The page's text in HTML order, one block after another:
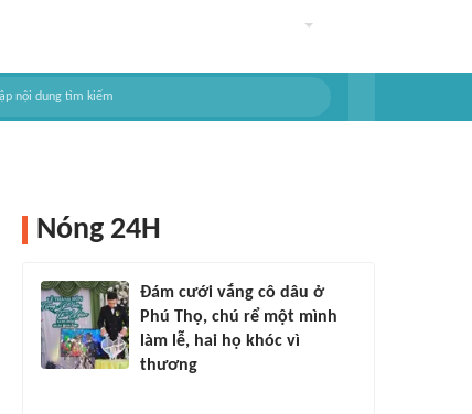
Nóng 24H
Đám cưới vắng cô dâu ở
Phú Thọ, chú rể một mình
làm lễ, hai họ khóc vì
thương